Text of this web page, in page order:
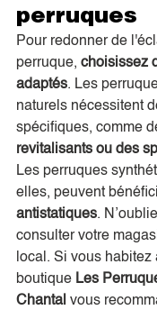
perruques
Pour redonner de
perruque, choisissez
adaptés. Les
naturels nécessitent
spécifiques, comme
revitalisants ou des
Les perruques
elles, peuvent
antistatiques.
consulter votre
local. Si vous habitez
boutique Les
Chantal vous